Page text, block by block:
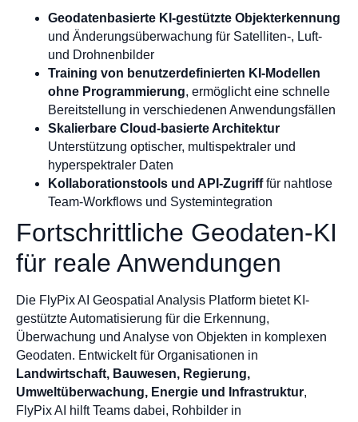
Geodatenbasierte KI-gestützte Objekterkennung
und Änderungsüberwachung für Satelliten-, Luft-
und Drohnenbilder
Training von benutzerdefinierten KI-Modellen
ohne Programmierung, ermöglicht eine schnelle
Bereitstellung in verschiedenen Anwendungsfällen
Skalierbare Cloud-basierte Architektur
Unterstützung optischer, multispektraler und
hyperspektraler Daten
Kollaborationstools und API-Zugrifffür nahtlose
Team-Workflows und Systemintegration
Fortschrittliche Geodaten-KI
für reale Anwendungen
Die FlyPix AI Geospatial Analysis Platform bietet KI-
gestützte Automatisierung für die Erkennung,
Überwachung und Analyse von Objekten in komplexen
Geodaten. Entwickelt für Organisationen in
Landwirtschaft, Bauwesen, Regierung,
Umweltüberwachung, Energie und Infrastruktur,
FlyPix AI hilft Teams dabei, Rohbilder in